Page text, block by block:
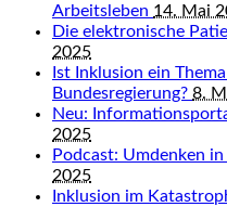
Arbeitsleben 14. Mai
Die elektronische
2025
Ist Inklusion ein
Bundesregierung? 8.
Neu:
2025
Podcast: Umdenken
2025
Inklusion im